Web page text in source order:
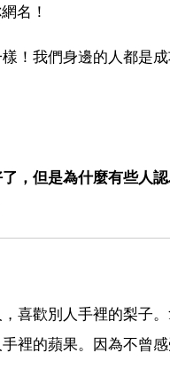
名！
！我們身邊的人都是
，但是為什麼有些人
喜歡別人手裡的梨子
裡的蘋果。因為不曾